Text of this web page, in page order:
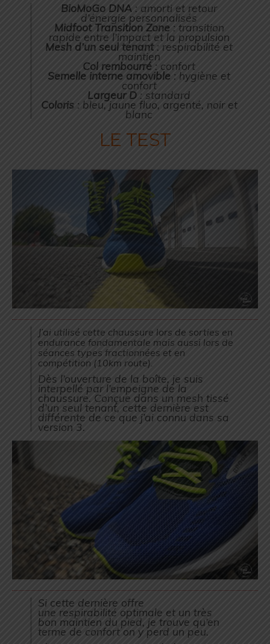
BioMoGo DNA : amorti et retour
d’énergie personnalisés
Midfoot Transition Zone: transition
rapide entre l’impact et la propulsion
Mesh d’un seul tenant: respirabilité et
maintien
Col rembourré : confort
Semelle interne amovible : hygiène et
confort
Largeur D : standard
Coloris: bleu, jaune fluo, argenté, noir et
blanc
LE TEST
J’ai utilisé cette chaussure lors de sorties en
endurance fondamentale mais aussi lors de
séances types fractionnées et en
compétition (10km route).
Dès l’ouverture de la boîte, je suis
interpellé par l’empeigne de la
chaussure. Conçue dans un mesh tissé
d’un seul tenant, cette dernière est
différente de ce que j’ai connu dans sa
version 3.
Si cette dernière offre
une respirabilité optimale et un très
bon maintien du pied, je trouve qu’en
terme de confort on y perd un peu.